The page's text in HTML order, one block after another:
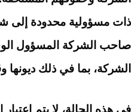
ذات مسؤولية محدودة إلى
صاحب الشركة المسؤول
الشركة، بما في ذلك ديونها
في هذه الحالة، لا يتم